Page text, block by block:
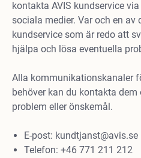
kontakta AVIS kundservice
sociala medier. Var och en av
kundservice som är redo att
hjälpa och lösa eventuella
Alla kommunikationskanaler
behöver kan du kontakta
problem eller önskemål.
E-post: kundtjanst@avis.se
Telefon: +46 771 211 212